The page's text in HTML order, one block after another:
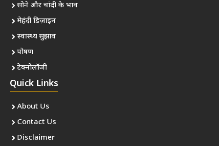
सोने और चांदी के भाव
मेहंदी डिज़ाइन
स्वास्थ्य सुझाव
पोषण
टेक्नोलॉजी
Quick Links
About Us
Contact Us
Disclaimer